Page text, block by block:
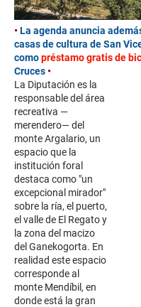
•La agenda anuncia
casas de cultura de San
comopréstamo gratis de
Cruces •
La Diputación es la
responsable del área
recreativa —
merendero— del
monte Argalario, un
espacio que la
institución foral
destaca como "un
excepcional mirador"
sobre la ría, el puerto,
el valle de El Regato y
la zona del macizo
del Ganekogorta. En
realidad este espacio
corresponde al
monte Mendíbil, en
donde está la gran